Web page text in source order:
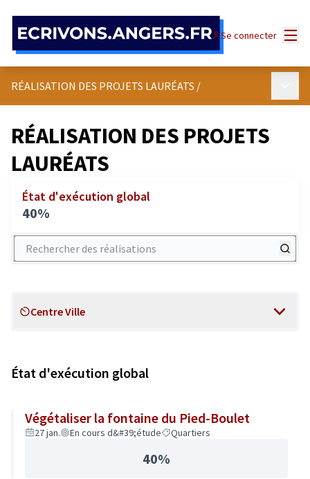
Se connecter
RÉALISATION DES PROJETS LAURÉATS /
RÉALISATION DES PROJETS
LAURÉATS
État d'exécution global
40%
Rechercher des réalisations
Scope
Centre Ville
État d'exécution global
Végétaliser la fontaine du Pied-Boulet
27 jan. En cours d&#39;étude Quartiers
40%